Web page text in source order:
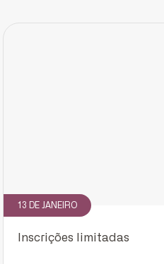
13 DE JANEIRO
Inscrições limitadas